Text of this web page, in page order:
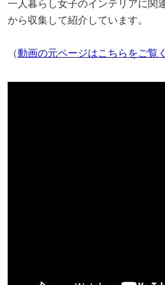
一人暮らし女子のインテリアに関
から収集して紹介しています。
（動画の元ページはこちらをご覧